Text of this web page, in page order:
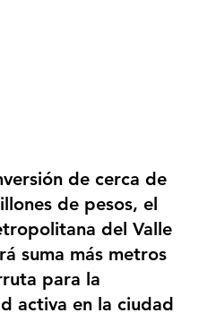
de cerca de
de pesos, el
del Valle
suma más metros
para la
activa en la ciudad